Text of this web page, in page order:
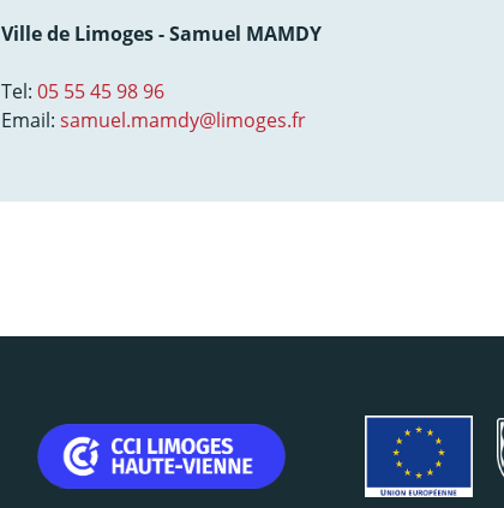
Ville de Limoges - Samuel MAMDY
Tel: 05 55 45 98 96
Email: samuel.mamdy@limoges.fr